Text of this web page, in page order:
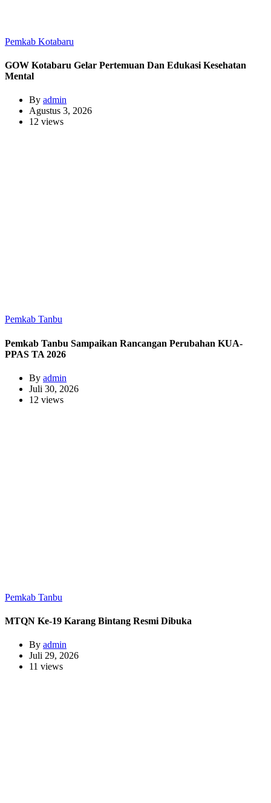
Pemkab Kotabaru
GOW Kotabaru Gelar Pertemuan Dan Edukasi Kesehatan
Mental
By admin
Agustus 3, 2026
12 views
Pemkab Tanbu
Pemkab Tanbu Sampaikan Rancangan Perubahan KUA-
PPAS TA 2026
By admin
Juli 30, 2026
12 views
Pemkab Tanbu
MTQN Ke-19 Karang Bintang Resmi Dibuka
By admin
Juli 29, 2026
11 views